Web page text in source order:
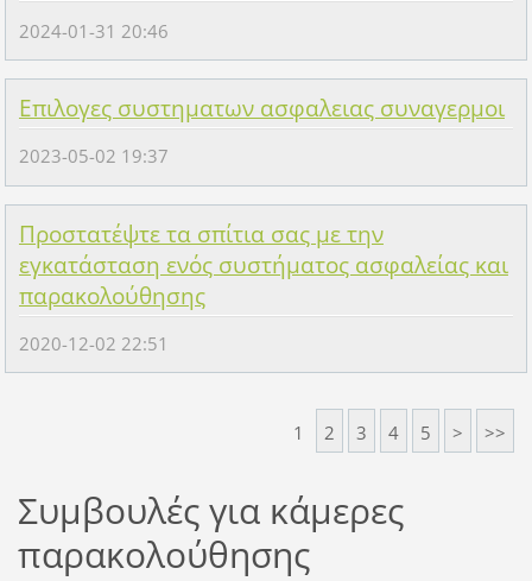
2024-01-31 20:46
Επιλογες συστηματων ασφαλειας συναγερμοι
2023-05-02 19:37
Προστατέψτε τα σπίτια σας με την
εγκατάσταση ενός συστήματος ασφαλείας και
παρακολούθησης
2020-12-02 22:51
1 2 3 4 5 > >>
Συμβουλές για κάμερες
παρακολούθησης